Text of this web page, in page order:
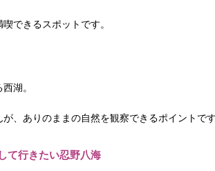
できるスポットです。
湖。
、ありのままの自然を観察できるポイントです
て行きたい忍野八海